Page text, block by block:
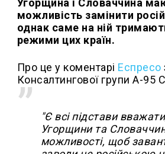
Угорщина і Словаччина
можливість замінити
однак саме на ній
режими цих країн.
Про це у коментарі Еспресо
Консалтингової групи А-95
"Є всі підстави
Угорщини та
можливості, щоб